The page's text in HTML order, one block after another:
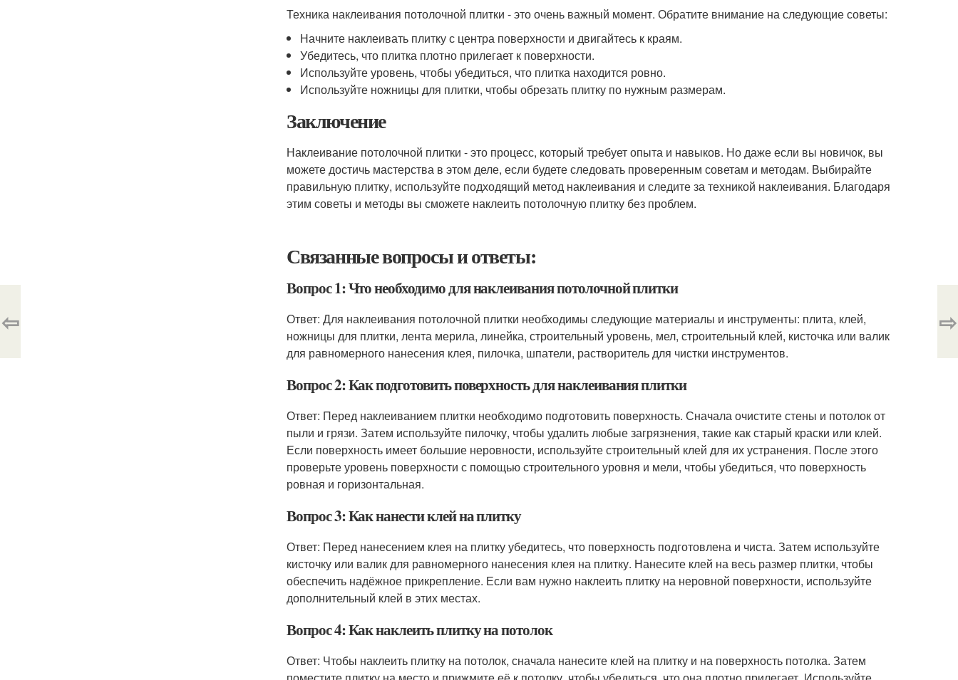
Техника наклеивания потолочной плитки - это очень важный момент. Обратите внимание на следующие советы:
Начните наклеивать плитку с центра поверхности и двигайтесь к краям.
Убедитесь, что плитка плотно прилегает к поверхности.
Используйте уровень, чтобы убедиться, что плитка находится ровно.
Используйте ножницы для плитки, чтобы обрезать плитку по нужным размерам.
Заключение
Наклеивание потолочной плитки - это процесс, который требует опыта и навыков. Но даже если вы новичок, вы
можете достичь мастерства в этом деле, если будете следовать проверенным советам и методам. Выбирайте
правильную плитку, используйте подходящий метод наклеивания и следите за техникой наклеивания. Благодаря
этим советы и методы вы сможете наклеить потолочную плитку без проблем.
Связанные вопросы и ответы:
Вопрос 1: Что необходимо для наклеивания потолочной плитки
Ответ: Для наклеивания потолочной плитки необходимы следующие материалы и инструменты: плита, клей,
ножницы для плитки, лента мерила, линейка, строительный уровень, мел, строительный клей, кисточка или валик
для равномерного нанесения клея, пилочка, шпатели, растворитель для чистки инструментов.
Вопрос 2: Как подготовить поверхность для наклеивания плитки
Ответ: Перед наклеиванием плитки необходимо подготовить поверхность. Сначала очистите стены и потолок от
пыли и грязи. Затем используйте пилочку, чтобы удалить любые загрязнения, такие как старый краски или клей.
Если поверхность имеет большие неровности, используйте строительный клей для их устранения. После этого
проверьте уровень поверхности с помощью строительного уровня и мели, чтобы убедиться, что поверхность
ровная и горизонтальная.
Вопрос 3: Как нанести клей на плитку
Ответ: Перед нанесением клея на плитку убедитесь, что поверхность подготовлена и чиста. Затем используйте
кисточку или валик для равномерного нанесения клея на плитку. Нанесите клей на весь размер плитки, чтобы
обеспечить надёжное прикрепление. Если вам нужно наклеить плитку на неровной поверхности, используйте
дополнительный клей в этих местах.
Вопрос 4: Как наклеить плитку на потолок
Ответ: Чтобы наклеить плитку на потолок, сначала нанесите клей на плитку и на поверхность потолка. Затем
⇦ ⇨